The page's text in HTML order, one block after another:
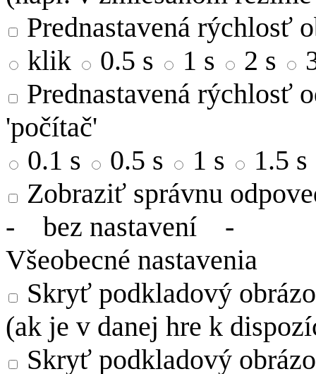
Prednastavená rýchlosť
klik
0.5 s 1 s 2 s
Prednastavená rýchlosť
'počítač'
0.1 s
0.5 s 1 s
1.5 s
Zobraziť správnu
- bez nastavení -
Všeobecné nastavenia
Skryť podkladový
(ak je v danej hre k
Skryť podkladový